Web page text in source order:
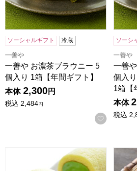
ソーシャルギフト 冷蔵
一善や
一善や お濃茶ブラウニー 5
個入り 1箱【年間ギフト】
本体 2,300円
税込 2,484円
お気に入
ソーシ
一善や
一善
個入
1箱【
本体
税込
京都宇治 茶游堂 濃茶ロールケーキ【
京都